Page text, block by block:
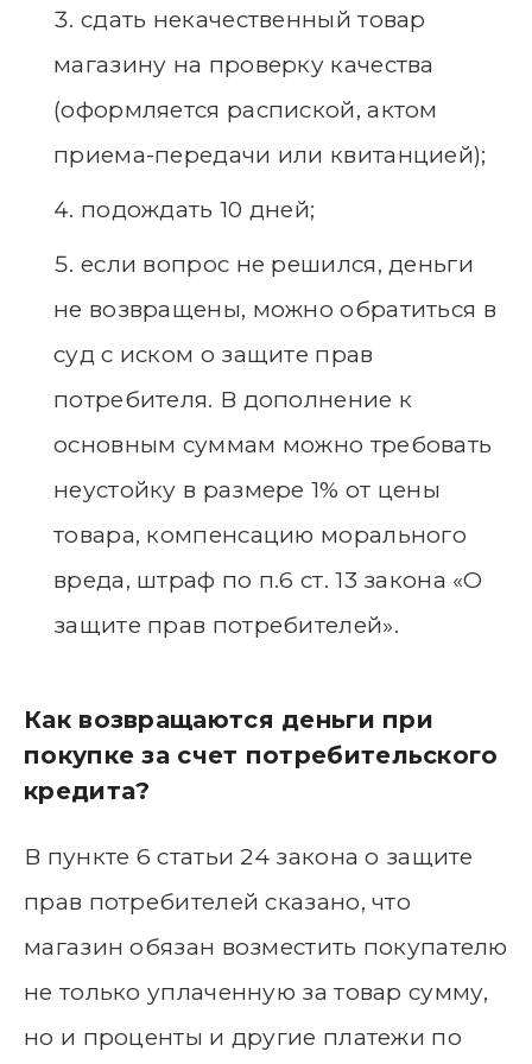
сдать некачественный товар
магазину на проверку качества
(оформляется распиской, актом
приема-передачи или квитанцией);
подождать 10 дней;
если вопрос не решился, деньги
не возвращены, можно обратиться в
суд с иском о защите прав
потребителя. В дополнение к
основным суммам можно требовать
неустойку в размере 1% от цены
товара, компенсацию морального
вреда, штраф по п.6 ст. 13 закона «О
защите прав потребителей».
Как возвращаются деньги при
покупке за счет потребительского
кредита?
В пункте 6 статьи 24 закона о защите
прав потребителей сказано, что
магазин обязан возместить покупателю
не только уплаченную за товар сумму,
но и проценты и другие платежи по